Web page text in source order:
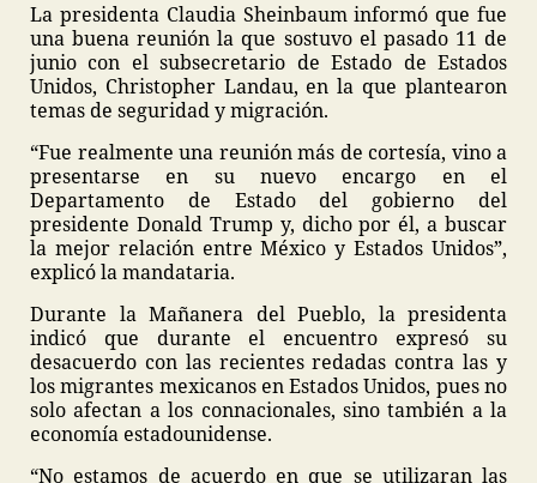
La presidenta Claudia Sheinbaum informó que fue
una buena reunión la que sostuvo el pasado 11 de
junio con el subsecretario de Estado de Estados
Unidos, Christopher Landau, en la que plantearon
temas de seguridad y migración.
“Fue realmente una reunión más de cortesía, vino a
presentarse en su nuevo encargo en el
Departamento de Estado del gobierno del
presidente Donald Trump y, dicho por él, a buscar
la mejor relación entre México y Estados Unidos”,
explicó la mandataria.
Durante la Mañanera del Pueblo, la presidenta
indicó que durante el encuentro expresó su
desacuerdo con las recientes redadas contra las y
los migrantes mexicanos en Estados Unidos, pues no
solo afectan a los connacionales, sino también a la
economía estadounidense.
“No estamos de acuerdo en que se utilizaran las